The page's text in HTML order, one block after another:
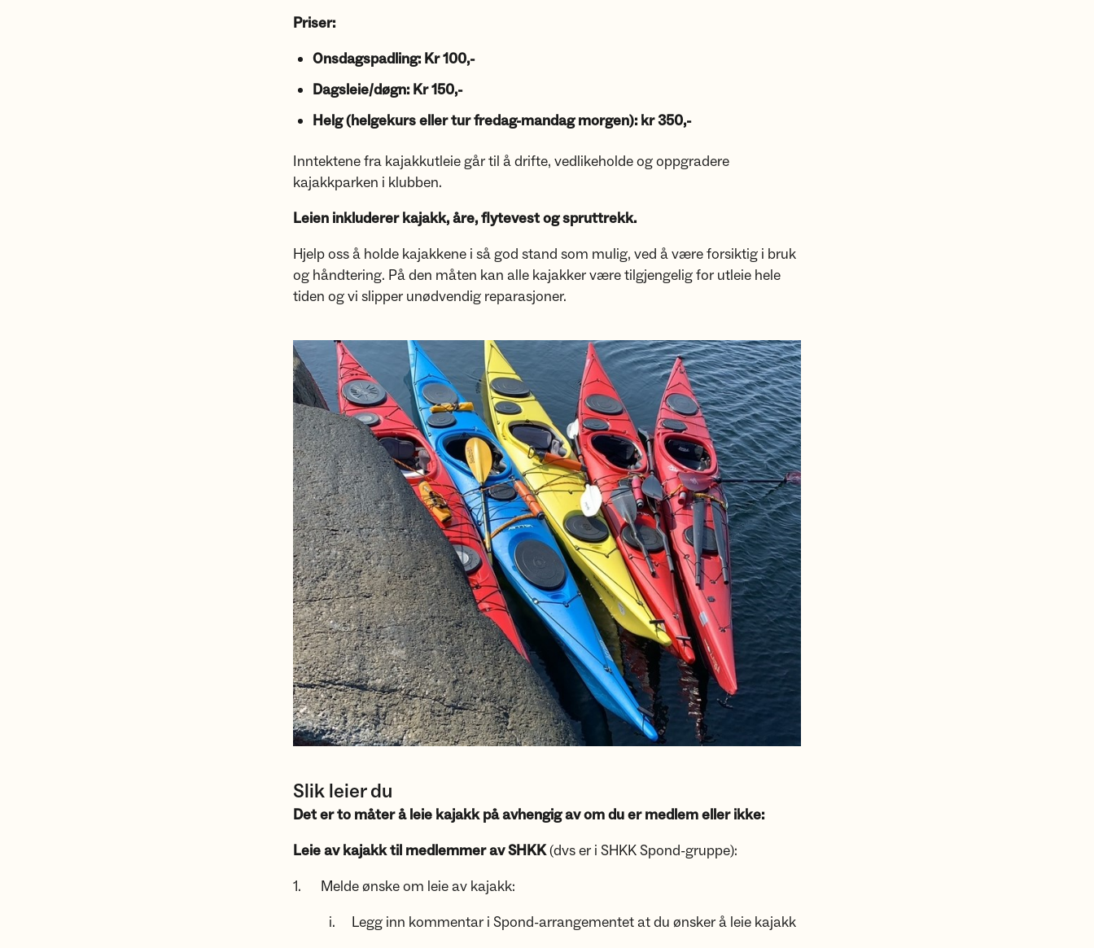
Priser:
Onsdagspadling: Kr 100,-
Dagsleie/døgn: Kr 150,-
Helg (helgekurs eller tur fredag-mandag morgen): kr 350,-
Inntektene fra kajakkutleie går til å drifte, vedlikeholde og oppgradere
kajakkparken i klubben.
Leien inkluderer kajakk, åre, flytevest og spruttrekk.
Hjelp oss å holde kajakkene i så god stand som mulig, ved å være forsiktig i bruk
og håndtering. På den måten kan alle kajakker være tilgjengelig for utleie hele
tiden og vi slipper unødvendig reparasjoner.
Slik leier du
Det er to måter å leie kajakk på avhengig av om du er medlem eller ikke:
Leie av kajakk til medlemmer av SHKK(dvs er i SHKK Spond-gruppe):
1. Melde ønske om leie av kajakk:
i. Legg inn kommentar i Spond-arrangementet at du ønsker å leie kajakk